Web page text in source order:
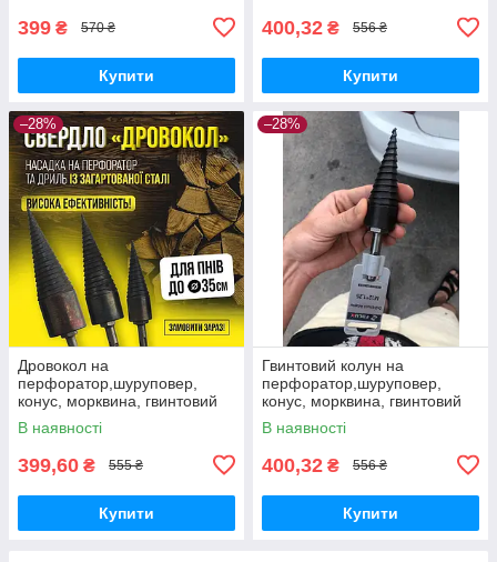
399 ₴ 570 ₴
Купити
400,32 ₴ 556 ₴
Купити
–28%
Дровокол на
перфоратор,шуруповер,
конус, морквина, гвинтовий
колун для заготівлі дров.
В наявності
399,60 ₴ 555 ₴
Купити
–28%
Гвинтовий колун на
перфоратор,шуруповер,
конус, морквина, гвинтовий
колун для дров.
В наявності
400,32 ₴ 556 ₴
Купити